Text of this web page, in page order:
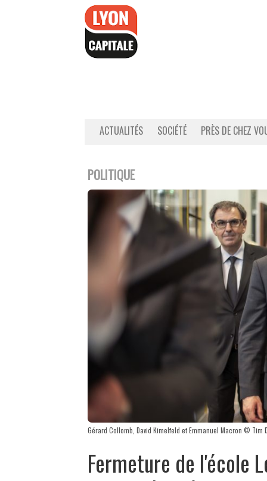
ACTUALITÉS SOCIÉTÉ PRÈS DE CHEZ
POLITIQUE
Gérard Collomb, David Kimelfeld et Emmanuel Macron © Tim
Fermeture de l'école